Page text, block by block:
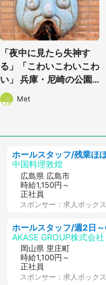
「夜中に見たら失神す
る」「こわいこわいこわ
い」 兵庫・尼崎の公園
に佇む〝謎すぎる顔〟に
1.3万人戦慄
Met
中国料理敦煌
広島県 広島市
時給1,150円～
正社員
スポンサー：求人ボックス
AKASE GROUP株式会社
岡山県 里庄町
時給1,100円～
正社員
スポンサー：求人ボックス